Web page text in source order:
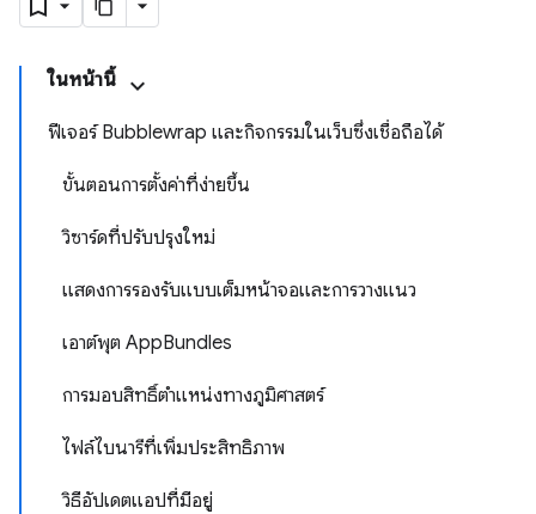
ในหน้านี้
ฟีเจอร์ Bubblewrap และกิจกรรมในเว็บซึ่งเชื่อถือได้
ขั้นตอนการตั้งค่าที่ง่ายขึ้น
วิซาร์ดที่ปรับปรุงใหม่
แสดงการรองรับแบบเต็มหน้าจอและการวางแนว
เอาต์พุต AppBundles
การมอบสิทธิ์ตำแหน่งทางภูมิศาสตร์
ไฟล์ไบนารีที่เพิ่มประสิทธิภาพ
วิธีอัปเดตแอปที่มีอยู่